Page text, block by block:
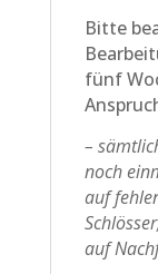
Bitte
fünf
–
noch
auf
auf